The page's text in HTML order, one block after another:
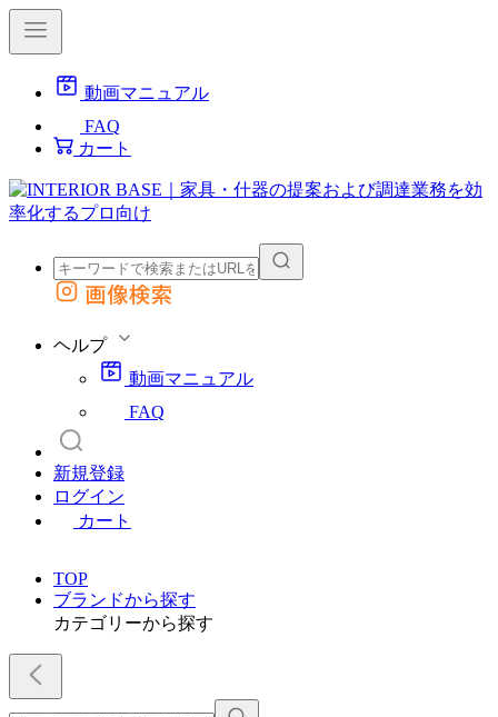
動画マニュアル
FAQ
カート
外部サイトの商品をカートに追加
画像検索
ヘルプ
動画マニュアル
FAQ
新規登録
ログイン
カート
TOP
ブランドから探す
カテゴリーから探す